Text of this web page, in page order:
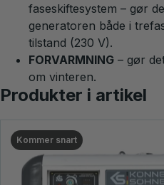
faseskiftesystem – gør
generatoren både i
tilstand (230 V).
FORVARMNING – gør
om vinteren.
Produkter i artikel
Kommer snart